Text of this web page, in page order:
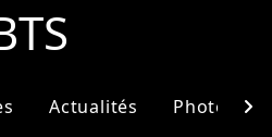
Actualités Photos chevron_right